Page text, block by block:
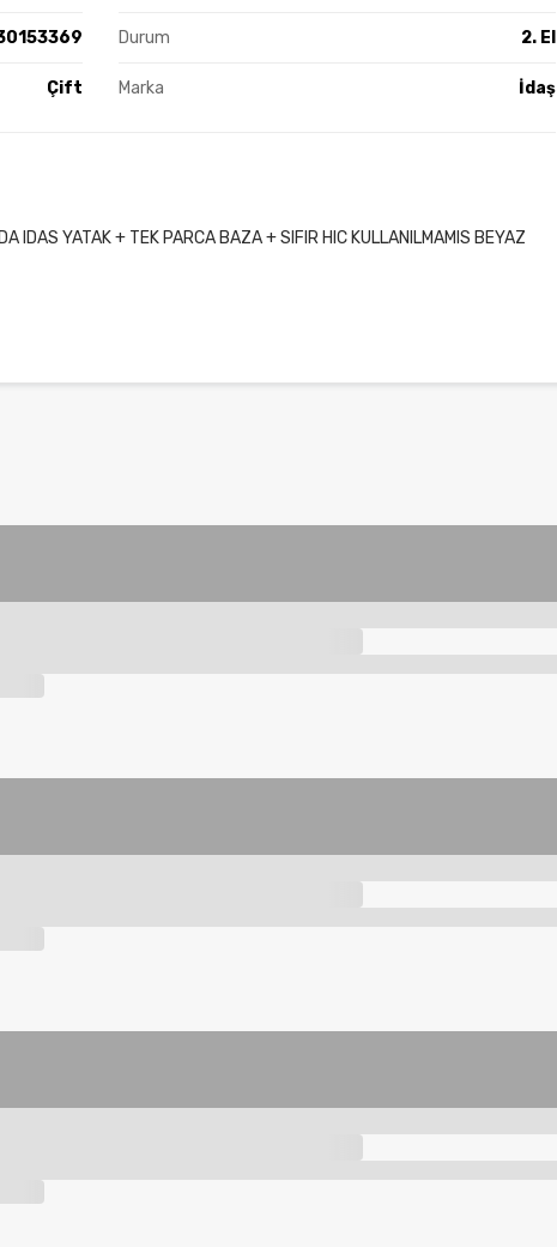
Durum 2. El
Çift Marka İdaş
IDAS YATAK + TEK PARCA BAZA + SIFIR HIC KULLANILMAMIS BEYAZ